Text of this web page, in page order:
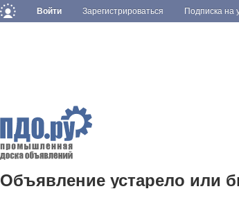
Войти Зарегистрироваться Подписка на
Объявление устарело или